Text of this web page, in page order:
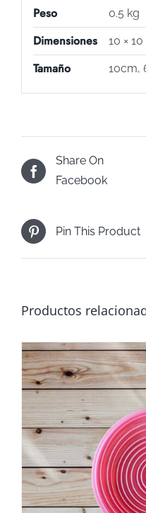
Peso 0.5 kg
Dimensiones 10 ×
Tamaño 10cm,
Share On
Facebook
Pin This Product
Productos